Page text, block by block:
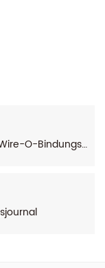
Holzstruktur-Sortiment Kork PU-Wire-O-Bindungsjournal